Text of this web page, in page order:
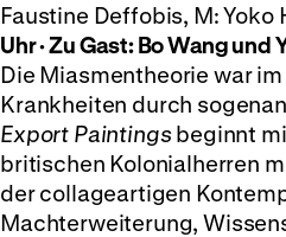
Faustine Deffobis, M: Yoko
Uhr · Zu Gast: Bo Wang und
Die Miasmentheorie war
Krankheiten durch
Export Paintingsbeginnt
britischen Kolonialherren
der collageartigen
Machterweiterung,